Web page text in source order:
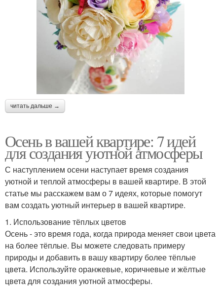
читать дальше →
Осень в вашей квартире: 7 идей
для создания уютной атмосферы
С наступлением осени наступает время создания
уютной и теплой атмосферы в вашей квартире. В этой
статье мы расскажем вам о 7 идеях, которые помогут
вам создать уютный интерьер в вашей квартире.
1. Использование тёплых цветов
Осень - это время года, когда природа меняет свои цвета
на более тёплые. Вы можете следовать примеру
природы и добавить в вашу квартиру более тёплые
цвета. Используйте оранжевые, коричневые и жёлтые
цвета для создания уютной атмосферы.